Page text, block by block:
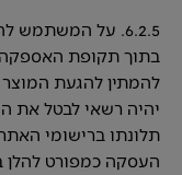
6.2.5. על
בתוך תקופת
להמתין להגעת
יהיה רשאי לבטל את
תלונתו ברישומי